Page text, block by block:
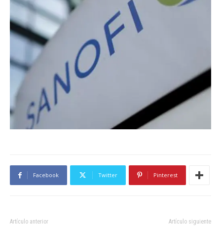
Facebook Twitter Pinterest
Artículo anterior Artículo siguiente